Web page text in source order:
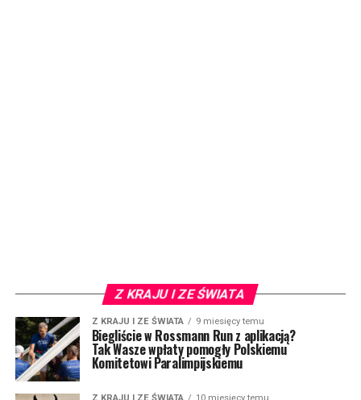
Z KRAJU I ZE ŚWIATA
Z KRAJU I ZE ŚWIATA 9 miesięcy temu
Biegliście w Rossmann Run z aplikacją?
Tak Wasze wpłaty pomogły Polskiemu
Komitetowi Paralimpijskiemu